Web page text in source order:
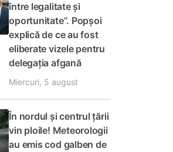
între legalitate și
oportunitate”. Popșoi
explică de ce au fost
eliberate vizele pentru
delegația afgană
Miercuri, 5 august
În nordul și centrul țării
vin ploile! Meteorologii
au emis cod galben de